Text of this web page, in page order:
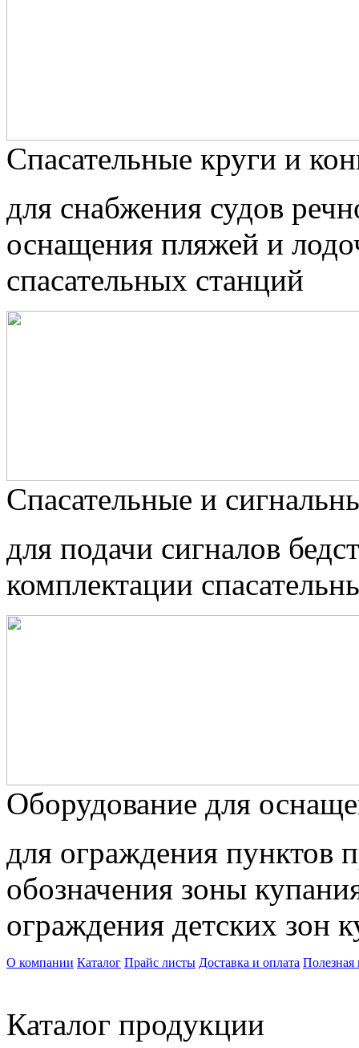
Спасательные круги и
для снабжения судов
оснащения пляжей и
спасательных станций
Спасательные и
для подачи сигналов
комплектации
Оборудование для
для ограждения пунктов
обозначения зоны
ограждения детских зон
О компании Каталог Прайс листы Доставка и оплата
Каталог продукции